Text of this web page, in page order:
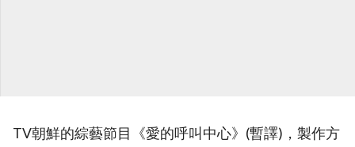
TV朝鮮的綜藝節目《愛的呼叫中心》(暫譯)，製作方